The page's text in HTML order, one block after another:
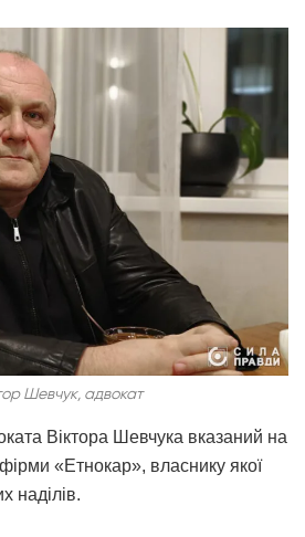
Шевчук, адвокат
Віктора Шевчука вказаний на
«Етнокар», власнику якої
наділів.